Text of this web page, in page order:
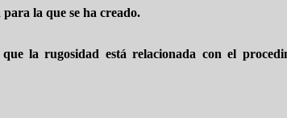
la que se ha creado.
la rugosidad está relacionada con el